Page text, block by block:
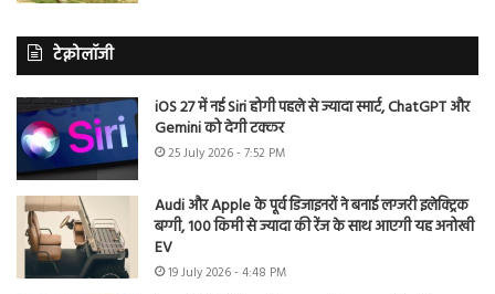
टेक्नोलॉजी
iOS 27 में नई Siri होगी पहले से ज्यादा स्मार्ट, ChatGPT और
Gemini को देगी टक्कर
25 July 2026 - 7:52 PM
Audi और Apple के पूर्व डिजाइनरों ने बनाई लग्जरी इलेक्ट्रिक
बग्गी, 100 किमी से ज्यादा की रेंज के साथ आएगी यह अनोखी
EV
19 July 2026 - 4:48 PM